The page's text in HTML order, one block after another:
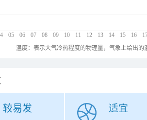
05 06 07 08 09 10 11 12 13 14 15 16
温度：表示大气冷热程度的物理量，气象上给出
较易发 适宜